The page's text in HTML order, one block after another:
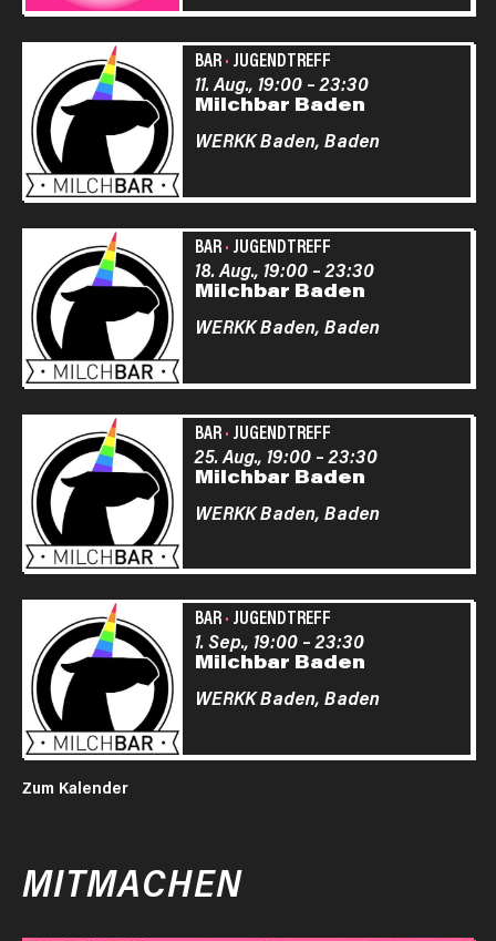
BAR· JUGENDTREFF
Milchbar Baden
11. Aug., 19:00–23:30
WERKK Baden, Baden
BAR· JUGENDTREFF
Milchbar Baden
18. Aug., 19:00–23:30
WERKK Baden, Baden
BAR· JUGENDTREFF
Milchbar Baden
25. Aug., 19:00–23:30
WERKK Baden, Baden
BAR· JUGENDTREFF
Milchbar Baden
1. Sep., 19:00–23:30
WERKK Baden, Baden
Zum Kalender
MITMACHEN